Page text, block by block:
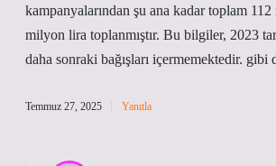
kampanyalarından şu ana kadar toplam
milyon lira toplanmıştır. Bu bilgiler, 2023
daha sonraki bağışları içermemektedir. gibi
Temmuz 27, 2025 Yanıtla